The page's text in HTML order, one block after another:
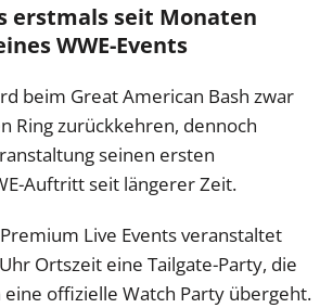
erstmals seit Monaten
WWE-Events
beim Great American Bash zwar
Ring zurückkehren, dennoch
seinen ersten
Auftritt seit längerer Zeit.
Live Events veranstaltet
Ortszeit eine Tailgate-Party, die
offizielle Watch Party übergeht.